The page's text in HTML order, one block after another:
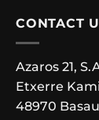
CONTACT
Azaros 21,
Etxerre
48970